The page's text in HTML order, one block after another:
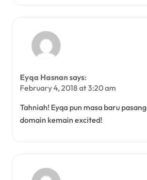
Eyqa Hasnansays:
February 4, 2018 at 3:20 am
Tahniah! Eyqa pun masa baru pasang
domain kemain excited!